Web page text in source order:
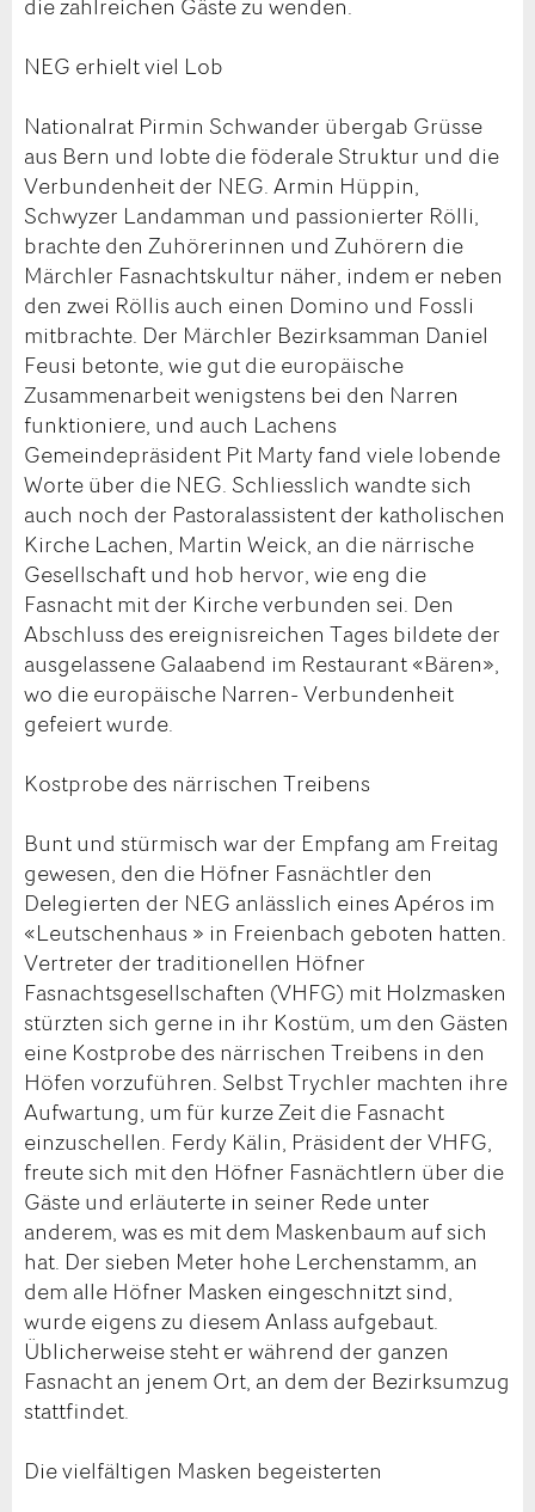
NEG erhielt viel Lob
Nationalrat Pirmin Schwander übergab Grüsse
aus Bern und lobte die föderale Struktur und die
Verbundenheit der NEG. Armin Hüppin,
Schwyzer Landamman und passionierter Rölli,
brachte den Zuhörerinnen und Zuhörern die
Märchler Fasnachtskultur näher, indem er neben
den zwei Röllis auch einen Domino und Fossli
mitbrachte. Der Märchler Bezirksamman Daniel
Feusi betonte, wie gut die europäische
Zusammenarbeit wenigstens bei den Narren
funktioniere, und auch Lachens
Gemeindepräsident Pit Marty fand viele lobende
Worte über die NEG. Schliesslich wandte sich
auch noch der Pastoralassistent der katholischen
Kirche Lachen, Martin Weick, an die närrische
Gesellschaft und hob hervor, wie eng die
Fasnacht mit der Kirche verbunden sei. Den
Abschluss des ereignisreichen Tages bildete der
ausgelassene Galaabend im Restaurant «Bären»,
wo die europäische Narren- Verbundenheit
gefeiert wurde.
Kostprobe des närrischen Treibens
Bunt und stürmisch war der Empfang am Freitag
gewesen, den die Höfner Fasnächtler den
Delegierten der NEG anlässlich eines Apéros im
«Leutschenhaus » in Freienbach geboten hatten.
Vertreter der traditionellen Höfner
Fasnachtsgesellschaften (VHFG) mit Holzmasken
stürzten sich gerne in ihr Kostüm, um den Gästen
eine Kostprobe des närrischen Treibens in den
Höfen vorzuführen. Selbst Trychler machten ihre
Aufwartung, um für kurze Zeit die Fasnacht
einzuschellen. Ferdy Kälin, Präsident der VHFG,
freute sich mit den Höfner Fasnächtlern über die
Gäste und erläuterte in seiner Rede unter
anderem, was es mit dem Maskenbaum auf sich
hat. Der sieben Meter hohe Lerchenstamm, an
dem alle Höfner Masken eingeschnitzt sind,
wurde eigens zu diesem Anlass aufgebaut.
Üblicherweise steht er während der ganzen
Fasnacht an jenem Ort, an dem der Bezirksumzug
stattfindet.
Die vielfältigen Masken begeisterten